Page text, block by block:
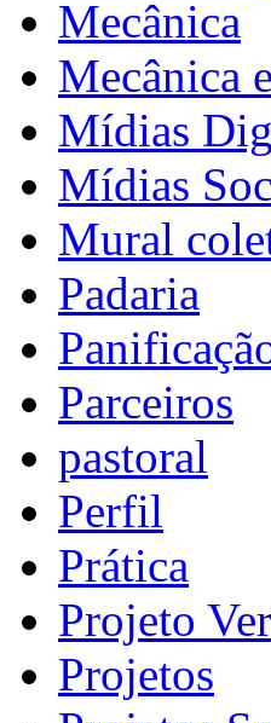
Mecânica
Mecânica
Mídias
Mídias
Mural
Padaria
Parceiros
pastoral
Perfil
Prática
Projeto
Projetos